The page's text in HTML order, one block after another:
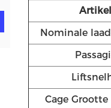
Nominale
Cage Grootte